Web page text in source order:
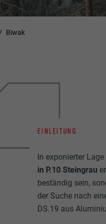
Biwak
EINLEITUNG
In exponierter
in P.10 Steingrau
beständig sein,
der Suche nach
DS.19 aus